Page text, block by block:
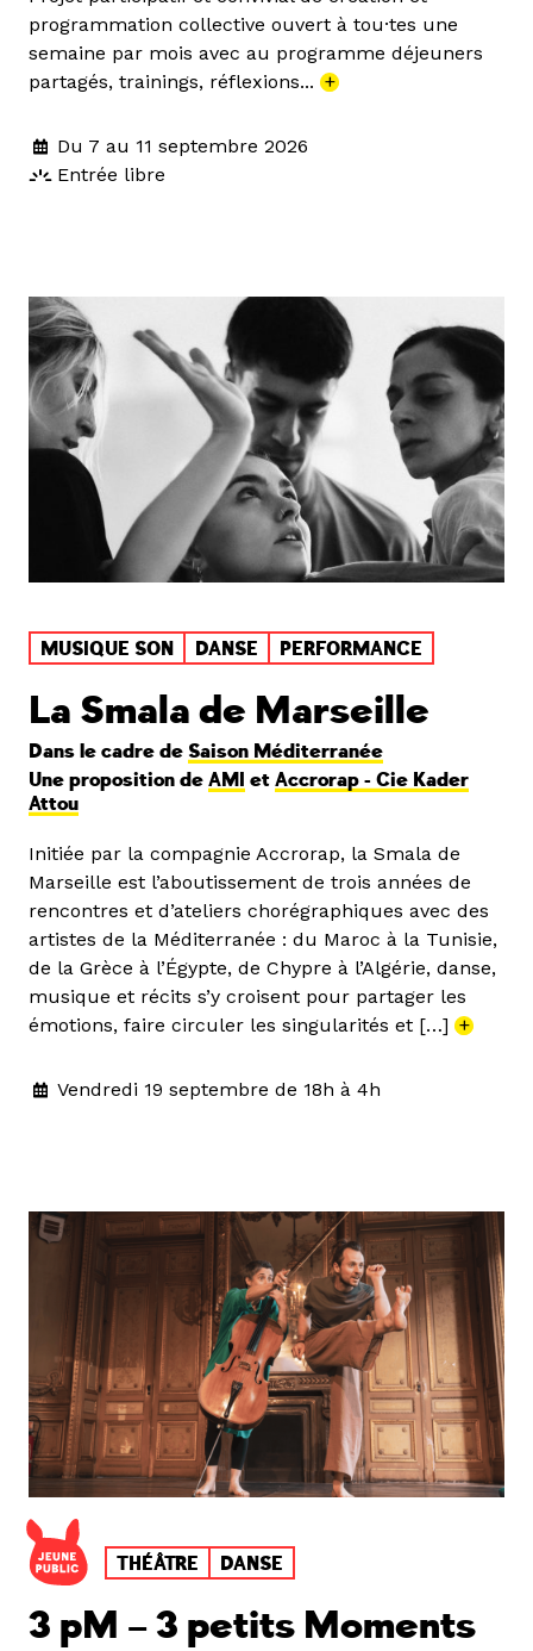
programmation collective ouvert à tou·tes une
semaine par mois avec au programme déjeuners
partagés, trainings, réflexions... +
Du 7 au 11 septembre 2026
Entrée libre
MUSIQUE SON DANSE PERFORMANCE
La Smala de Marseille
Dans le cadre de Saison Méditerranée
Une proposition de AMI et Accrorap - Cie Kader
Attou
Initiée par la compagnie Accrorap, la Smala de
Marseille est l’aboutissement de trois années de
rencontres et d’ateliers chorégraphiques avec des
artistes de la Méditerranée : du Maroc à la Tunisie,
de la Grèce à l’Égypte, de Chypre à l’Algérie, danse,
musique et récits s’y croisent pour partager les
émotions, faire circuler les singularités et […] +
Vendredi 19 septembre de 18h à 4h
THÉÂTRE DANSE
3 pM – 3 petits Moments